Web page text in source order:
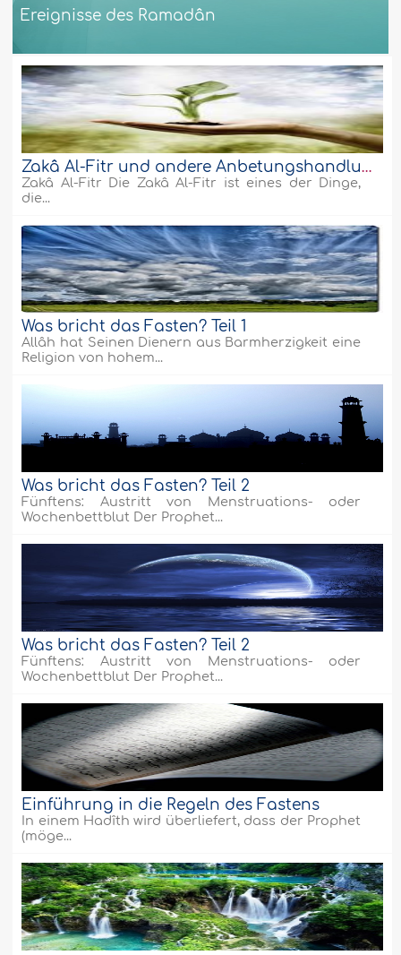
Ereignisse des Ramadân
Die Läuterung der Seele Weiter
Zakâ Al-Fitr und andere Anbetungshandlungen
Zakâ Al-Fitr Die Zakâ Al-Fitr ist eines der Dinge,
die...
Was bricht das Fasten? Teil 1
Allâh hat Seinen Dienern aus Barmherzigkeit eine
Religion von hohem...
Was bricht das Fasten? Teil 2
Fünftens: Austritt von Menstruations- oder
Wochenbettblut Der Prophet...
Was bricht das Fasten? Teil 2
Fünftens: Austritt von Menstruations- oder
Wochenbettblut Der Prophet...
Einführung in die Regeln des Fastens
In einem Hadîth wird überliefert, dass der Prophet
(möge...